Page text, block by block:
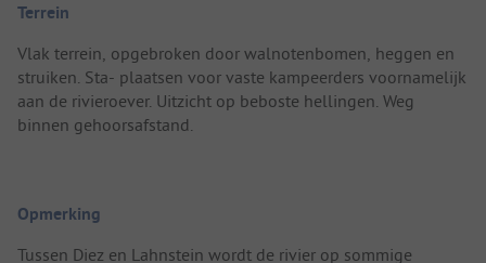
Terrein
Vlak terrein, opgebroken door walnotenbomen, heggen en
struiken. Sta- plaatsen voor vaste kampeerders voornamelijk
aan de rivieroever. Uitzicht op beboste hellingen. Weg
binnen gehoorsafstand.
Opmerking
Tussen Diez en Lahnstein wordt de rivier op sommige